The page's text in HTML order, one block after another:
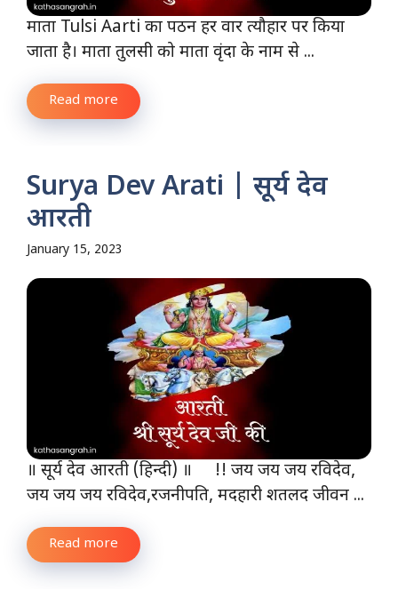
माता Tulsi Aarti का पठन हर वार त्यौहार पर किया
जाता है। माता तुलसी को माता वृंदा के नाम से ...
Read more
Surya Dev Arati | सूर्य देव
आरती
January 15, 2023
॥ सूर्य देव आरती (हिन्दी) ॥ !! जय जय जय रविदेव,
जय जय जय रविदेव,रजनीपति, मदहारी शतलद जीवन ...
Read more